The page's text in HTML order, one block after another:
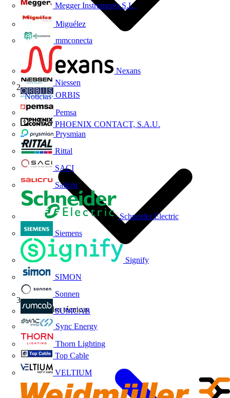
Megger Instruments S.L.
Miguélez
mmconecta
Nexans
Niessen
ORBIS
Pemsa
PHOENIX CONTACT, S.A.U.
Prysmian
Rittal
SACI
Salicru
Schneider Electric
Siemens
Signify
SIMON
Sonnen
SUMCAB
Sync Energy
Thorn Lighting
Top Cable
VELTIUM
Noticias
Novedades técnicas